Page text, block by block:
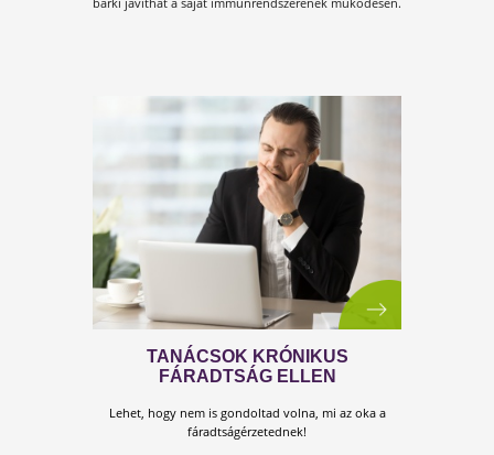
HOME OFFICE? KARANTÉN?
VAN ITT AZ IDŐ AZ
ÉLETMÓDVÁLTÁSRA!
Nem lesz jobb alkalom! Emberek ezrei dolgoznak
otthonról (Te is?), és lehet, hogy van egy kis idejük